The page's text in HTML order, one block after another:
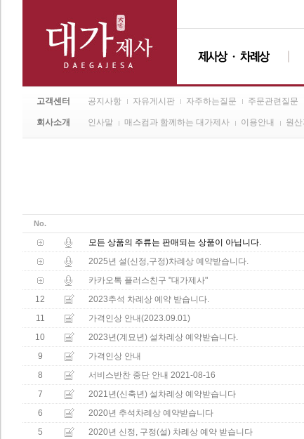
고객센터 공지사항 자유게시판 자주하는질문 주문관련질문
회사소개 인사말 매스컴과 함께하는 대가제사 이용안내 원산
No.
모든 상품의 주류는 판매되는 상품이 아닙니다.
2025년 설(신정,구정)차례상 예약받습니다.
카카오톡 플러스친구 "대가제사"
12
2023추석 차례상 예약 받습니다.
11
가격인상 안내(2023.09.01)
10
2023년(계묘년) 설차례상 예약받습니다.
9
가격인상 안내
8
서비스반찬 중단 안내 2021-08-16
7
2021년(신축년) 설차례상 예약받습니다
6
2020년 추석차례상 예약받습니다
5
2020년 신정, 구정(설) 차례상 예약 받습니다